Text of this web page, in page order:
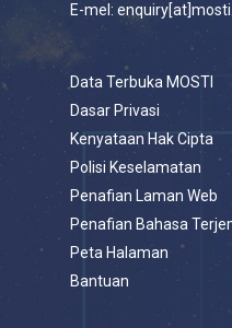
E-mel:
Data Terbuka MOSTI
Dasar Privasi
Kenyataan Hak Cipta
Polisi Keselamatan
Penafian Laman Web
Penafian Bahasa
Peta Halaman
Bantuan